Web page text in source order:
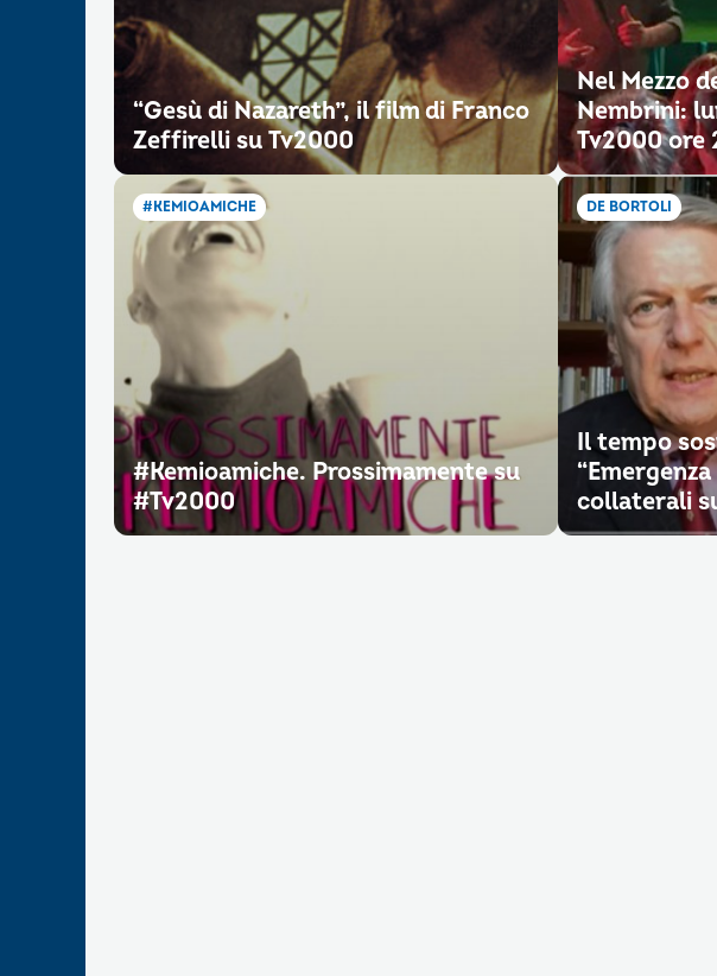
“Gesù di Nazareth”, il film di Franco
Zeffirelli su Tv2000
Nel Mezzo
Nembrini:
Tv2000 ore
#KEMIOAMICHE
#Kemioamiche. Prossimamente su
#Tv2000
DE BORTOLI
Il tempo
collaterali